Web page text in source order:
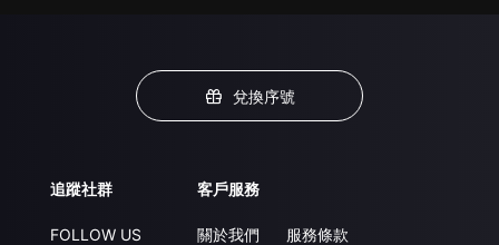
兌換序號
追蹤社群
FOLLOW US
客戶服務
關於我們
服務條款